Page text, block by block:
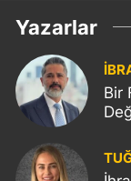
Yazarlar
Bir